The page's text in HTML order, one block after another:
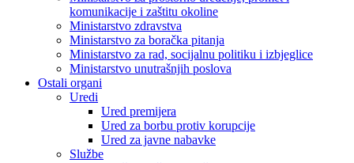
komunikacije i zaštitu okoline
Ministarstvo zdravstva
Ministarstvo za boračka pitanja
Ministarstvo za rad, socijalnu politiku i izbjeglice
Ministarstvo unutrašnjih poslova
Ostali organi
Uredi
Ured premijera
Ured za borbu protiv korupcije
Ured za javne nabavke
Službe